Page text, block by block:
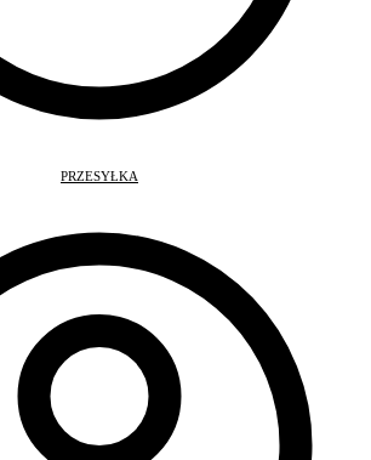
PRZESYŁKA